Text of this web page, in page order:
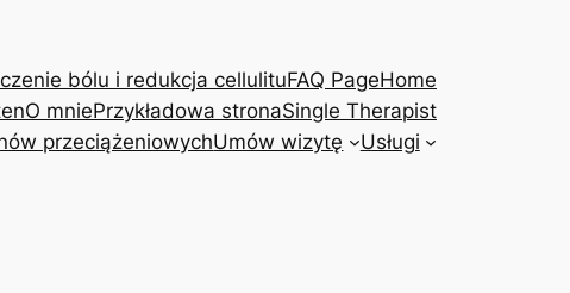
bólu i redukcja cellulituFAQ PageHome
O mniePrzykładowa stronaSingle Therapist
przeciążeniowychUmów wizytę Usługi